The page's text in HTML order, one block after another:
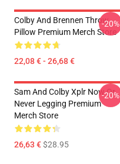
Colby And Brennen Throw
Pillow Premium Merch Store
22,08 € - 26,68 €
-20%
Sam And Colby Xplr Now Or
Never Legging Premium
Merch Store
26,63 €$28.95
-20%